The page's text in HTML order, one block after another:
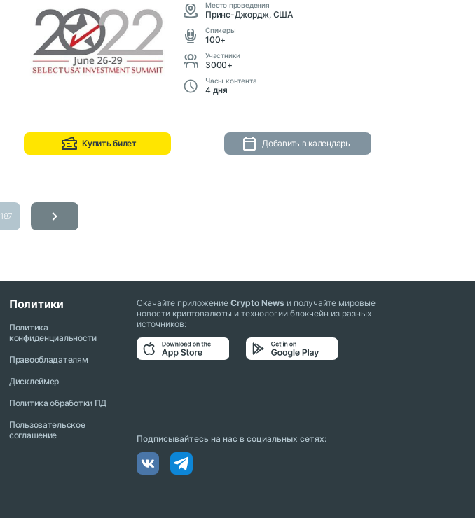
Место проведения
Принс-Джордж, США
Cпикеры
100+
Участники
3000+
Часы контента
4 дня
Купить билет Добавить в календарь
187
Политики
Политика
конфиденциальности
Правообладателям
Дисклеймер
Политика обработки ПД
Пользовательское
соглашение
Скачайте приложениеCrypto News и получайте мировые
новости криптовалюты и технологии блокчейн из разных
источников:
Подписывайтесь на нас в социальных сетях: